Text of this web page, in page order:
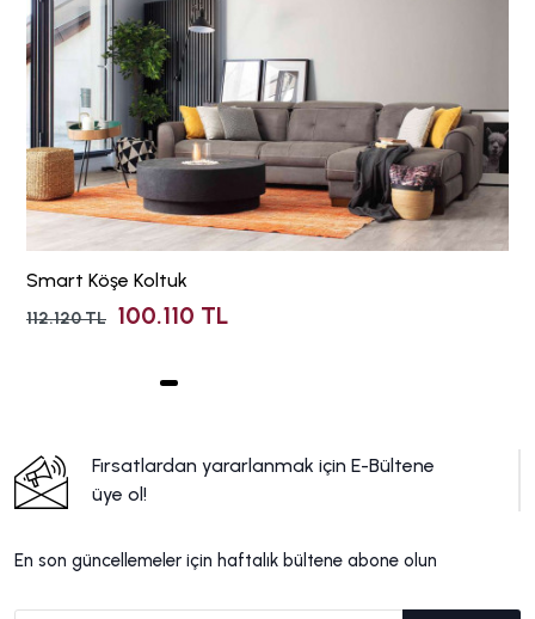
Smart Köşe Koltuk
112.120 TL 100.110 TL
Fırsatlardan yararlanmak için E-Bültene
üye ol!
En son güncellemeler için haftalık bültene abone olun